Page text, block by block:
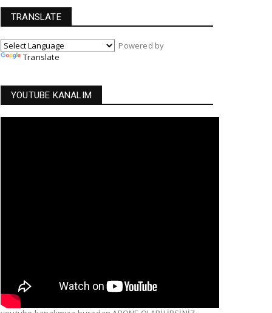
TRANSLATE
Powered by
Translate
YOUTUBE KANALIM